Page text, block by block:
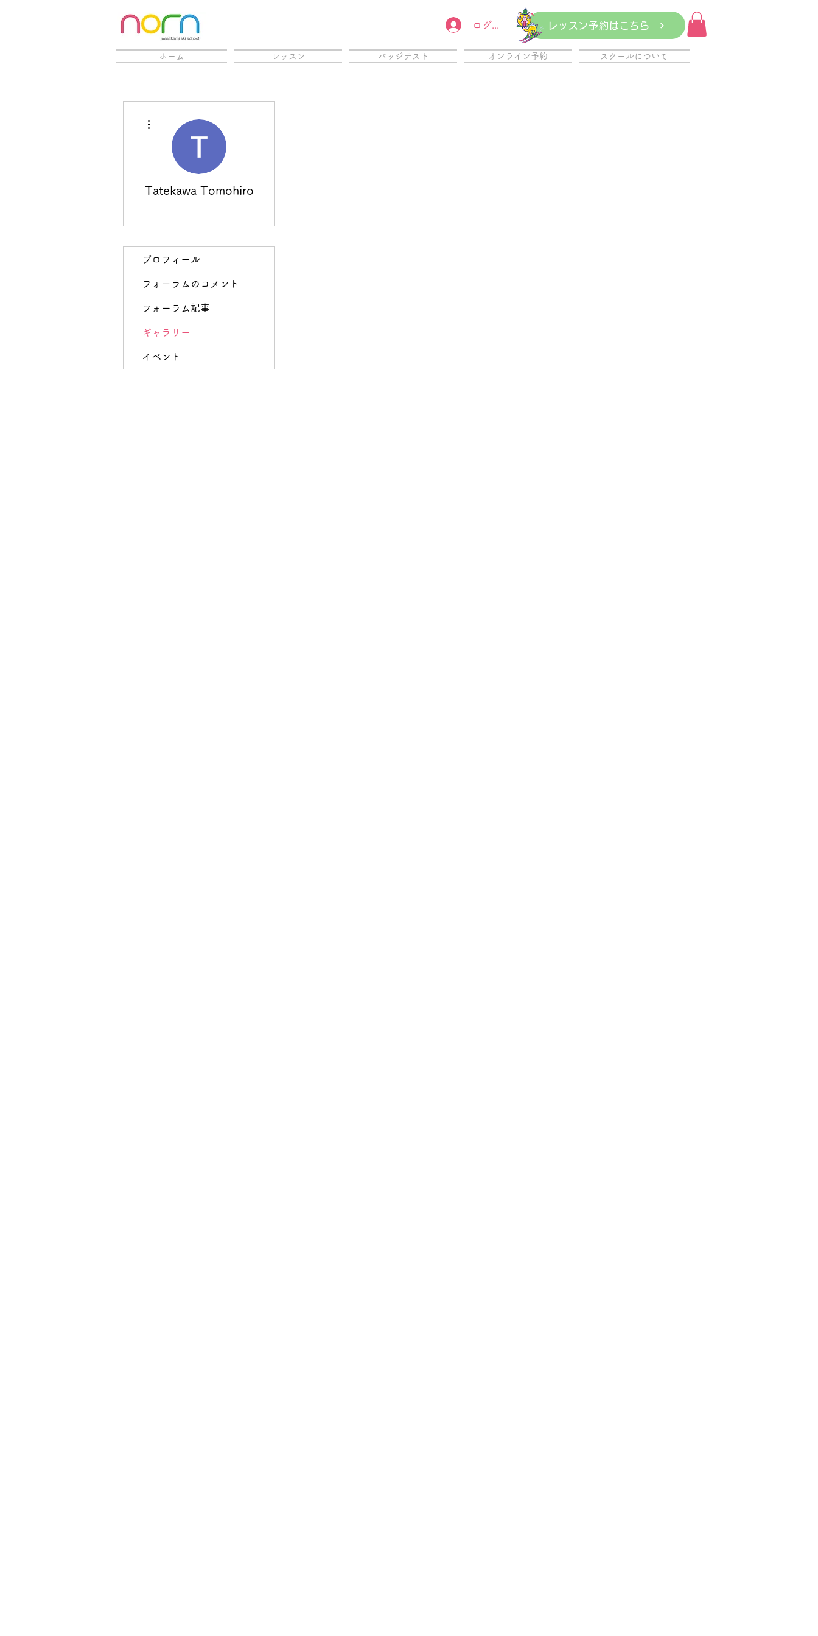
ログイン レッスン予約はこちら
ホーム レッスン バッジテスト オンライン予約 スクールについて
Tatekawa Tomohiro
プロフィール
フォーラムのコメント
フォーラム記事
ギャラリー
イベント